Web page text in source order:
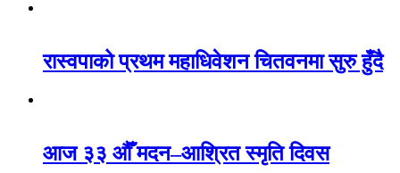
रास्वपाको प्रथम महाधिवेशन चितवनमा सुरु हुँदै
आज ३३ औँ मदन–आश्रित स्मृति दिवस